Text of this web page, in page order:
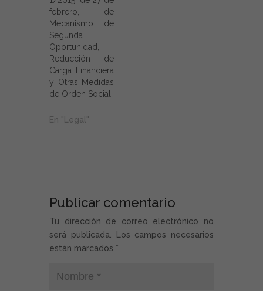
febrero, de
Mecanismo de
Segunda
Oportunidad,
Reducción de
Carga Financiera
y Otras Medidas
de Orden Social
En "Legal"
Publicar comentario
Tu dirección de correo electrónico no
será publicada. Los campos necesarios
están marcados *